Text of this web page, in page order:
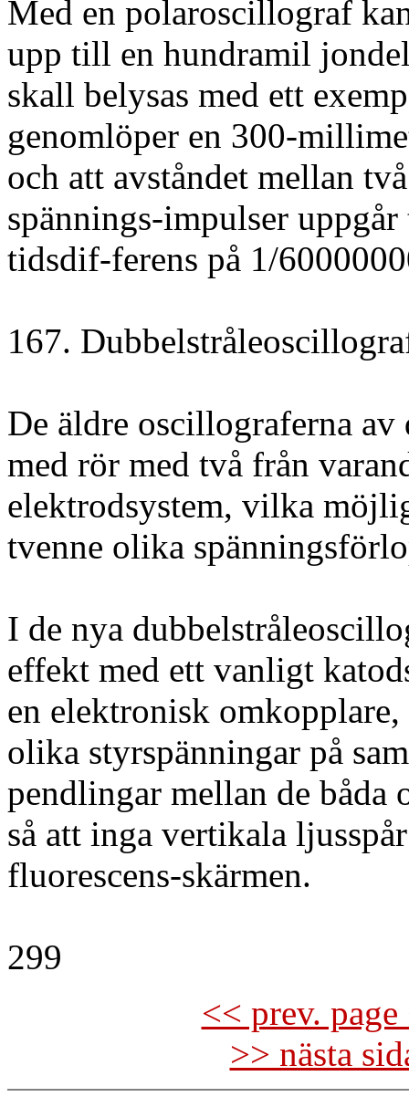
Med en polaroscillograf
upp till en hundramil
skall belysas med ett
genomlöper en 300-
och att avståndet mellan
spännings-impulser
tidsdif-ferens på 1/
167.
De äldre oscillograferna av
med rör med två från
elektrodsystem, vilka
tvenne olika
I de nya
effekt med ett vanligt
en elektronisk
olika styrspänningar på
pendlingar mellan de
så att inga vertikala
fluorescens-skärmen.
299
<< prev.
>> nästa